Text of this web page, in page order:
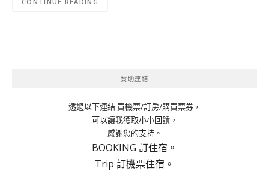
贊助連結
透過以下連結 買機票/訂房/購買票券，
可以讓我獲取小小回饋，
感謝您的支持。
BOOKING 訂住宿。
Trip 訂機票住宿。